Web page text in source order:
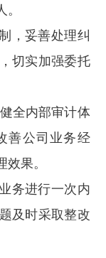
，妥善处理纠
切实加强委托
全内部审计体
善公司业务经
果。
务进行一次内
及时采取整改